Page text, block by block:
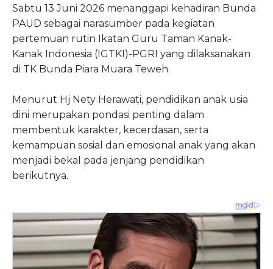
Sabtu 13 Juni 2026 menanggapi kehadiran Bunda
PAUD sebagai narasumber pada kegiatan
pertemuan rutin Ikatan Guru Taman Kanak-
Kanak Indonesia (IGTKI)-PGRI yang dilaksanakan
di TK Bunda Piara Muara Teweh.
Menurut Hj Nety Herawati, pendidikan anak usia
dini merupakan pondasi penting dalam
membentuk karakter, kecerdasan, serta
kemampuan sosial dan emosional anak yang akan
menjadi bekal pada jenjang pendidikan
berikutnya.